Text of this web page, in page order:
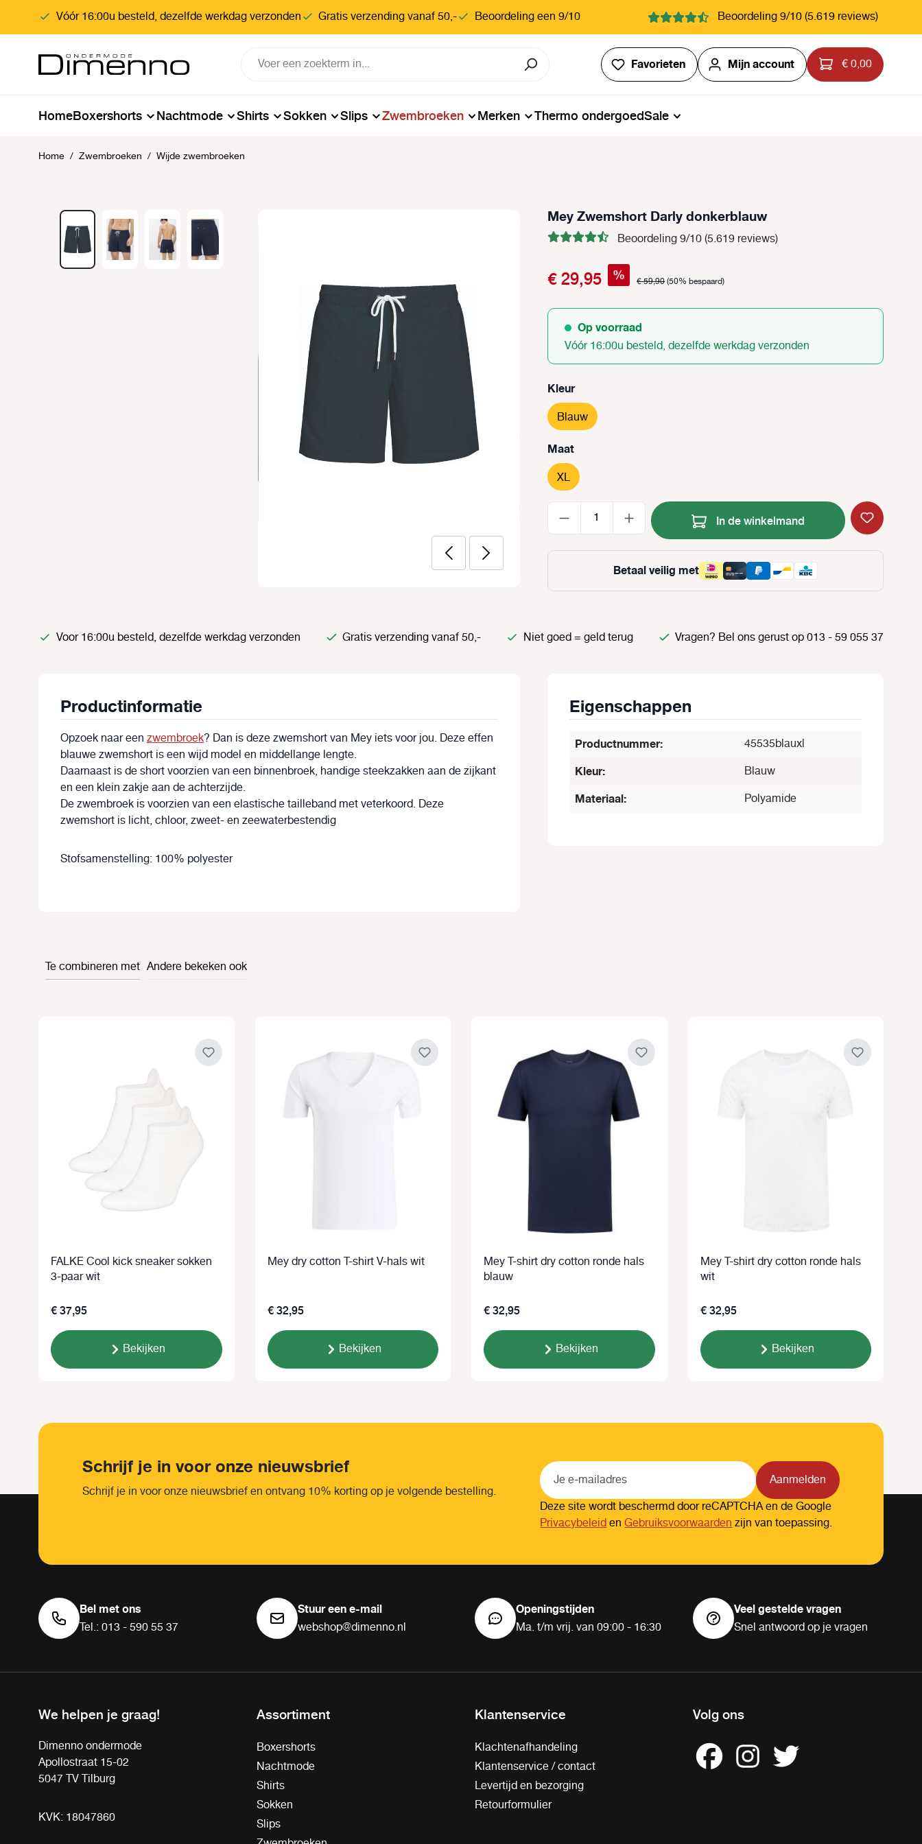
Ga naar de hoofdnavigatie
Vóór 16:00u besteld, dezelfde werkdag verzonden Gratis verzending vanaf 50,- Beoordeling een 9/10 Beoordeling 9/10 (5.619 reviews)
Favorieten Je hebt 0 items op je verlanglijstje
Mijn account € 0,00
HomeBoxershorts Nachtmode Shirts Sokken Slips Zwembroeken Merken Thermo ondergoedSale
Home / Zwembroeken / Wijde zwembroeken
Afbeeldingengalerij overslaan Mey Zwemshort Darly donkerblauw
Beoordeling 9/10 (5.619 reviews)
€ 29,95 % € 59,90(50% bespaard)
Op voorraad
Vóór 16:00u besteld, dezelfde werkdag verzonden
Selecteer
Kleur
Blauw
Selecteer
Maat
XL
Producthoeveelheid: Voer de
In de winkelmand
Betaal veilig met
Voor 16:00u besteld, dezelfde werkdag verzonden Gratis verzending vanaf 50,- Niet goed = geld terug Vragen? Bel ons gerust op 013 - 59 055 37
Productinformatie
Opzoek naar een zwembroek? Dan is deze zwemshort van Mey iets voor jou. Deze effen
blauwe zwemshort is een wijd model en middellange lengte.
Daarnaast is de short voorzien van een binnenbroek, handige steekzakken aan de zijkant
en een klein zakje aan de achterzijde.
De zwembroek is voorzien van een elastische tailleband met veterkoord. Deze
zwemshort is licht, chloor, zweet- en zeewaterbestendig
Stofsamenstelling: 100% polyester
Eigenschappen
Productnummer: 45535blauxl
Kleur: Blauw
Materiaal: Polyamide
Te combineren met Andere bekeken ook
FALKE Cool kick sneaker sokken
3-paar wit
€ 37,95
Bekijken
Mey dry cotton T-shirt V-hals wit
€ 32,95
Bekijken
Mey T-shirt dry cotton ronde hals
blauw
€ 32,95
Bekijken
Mey T-shirt dry cotton ronde hals
wit
€ 32,95
Bekijken
Schrijf je in voor onze nieuwsbrief
Schrijf je in voor onze nieuwsbrief en ontvang 10% korting op je volgende bestelling.
Aanmelden
Deze site wordt beschermd door reCAPTCHA en de Google
PrivacybeleidenGebruiksvoorwaardenzijn van toepassing.
Bel met ons
Tel.: 013 - 590 55 37
Stuur een e-mail
webshop@dimenno.nl
Openingstijden
Ma. t/m vrij. van 09:00 - 16:30
Veel gestelde vragen
Snel antwoord op je vragen
We helpen je graag!
Dimenno ondermode
Apollostraat 15-02
5047 TV Tilburg
KVK: 18047860
Assortiment
Boxershorts
Nachtmode
Shirts
Sokken
Slips
Klantenservice
Klachtenafhandeling
Klantenservice / contact
Levertijd en bezorging
Retourformulier
Volg ons